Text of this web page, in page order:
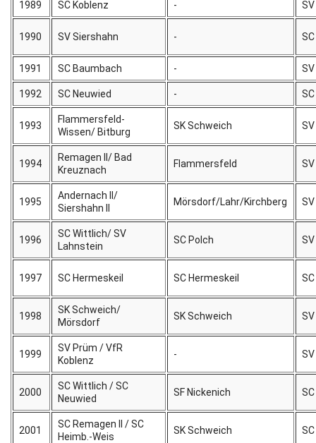
1989 SC Koblenz -
1990 SV Siershahn -
1991 SC Baumbach -
1992 SC Neuwied -
1993
Flammersfeld-
Wissen/ Bitburg
SK Schweich
1994
Remagen II/ Bad
Kreuznach
Flammersfeld
1995
Andernach II/
Siershahn II
Mörsdorf/Lahr/Kirchberg
1996
SC Wittlich/ SV
Lahnstein
SC Polch
1997 SC Hermeskeil SC Hermeskeil
1998
SK Schweich/
Mörsdorf
SK Schweich
1999
SV Prüm / VfR
Koblenz
-
2000
SC Wittlich / SC
Neuwied
SF Nickenich
2001
SC Remagen II / SC
Heimb.-Weis
SK Schweich